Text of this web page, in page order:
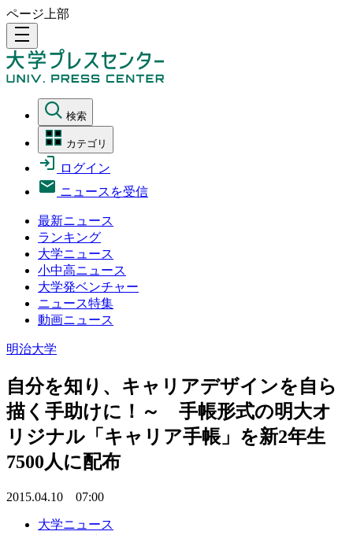
ページ上部
density_medium
検索
カテゴリ
ログイン
ニュースを受信
最新ニュース
ランキング
大学ニュース
小中高ニュース
大学発ベンチャー
ニュース特集
動画ニュース
明治大学
自分を知り、キャリアデザインを自ら
描く手助けに！～ 手帳形式の明大オ
リジナル「キャリア手帳」を新2年生
7500人に配布
2015.04.10 07:00
大学ニュース